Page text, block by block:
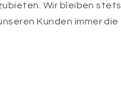
Wir bleiben stets
Kunden immer die